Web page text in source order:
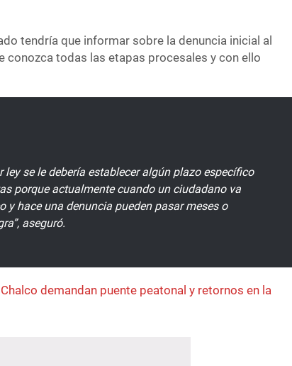
tendría que informar sobre la denuncia inicial al
conozca todas las etapas procesales y con ello
ley se le debería establecer algún plazo específico
porque actualmente cuando un ciudadano va
y hace una denuncia pueden pasar meses o
aseguró.
demandan puente peatonal y retornos en la